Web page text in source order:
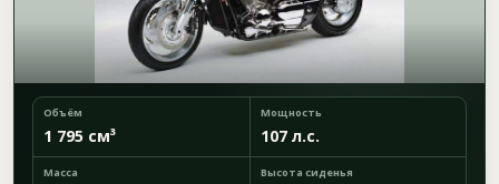
Объём
1 795 см³
Мощность
107 л.с.
Масса Высота сиденья